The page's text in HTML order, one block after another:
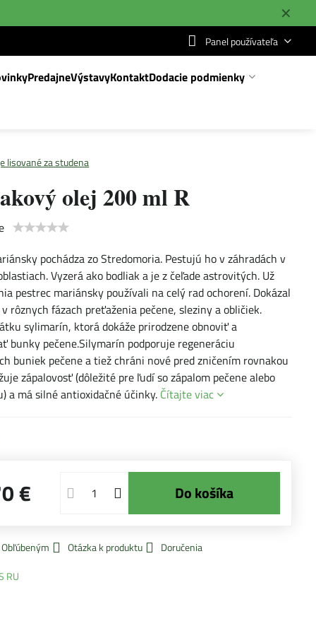
✕
Panel používateľa
PredajneVýstavyKontaktDodacie podmienky
lisované za studena
olej 200 ml R
pochádza zo Stredomoria. Pestujú ho v záhradách v
Vyzerá ako bodliak a je z čeľade astrovitých. Už
pestrec mariánsky používali na celý rad ochorení. Dokázal
rôznych fázach preťaženia pečene, sleziny a obličiek.
sylimarín, ktorá dokáže prirodzene obnoviť a
bunky pečene.Silymarín podporuje regeneráciu
buniek pečene a tiež chráni nové pred zničením rovnakou
zápalovosť (dôležité pre ľudí so zápalom pečene alebo
a má silné antioxidačné účinky. Čítajte viac
€ Do košíka
Otázka k produktu
Doručenia
RU